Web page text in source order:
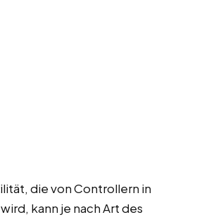
die von Controllern in
kann je nach Art des